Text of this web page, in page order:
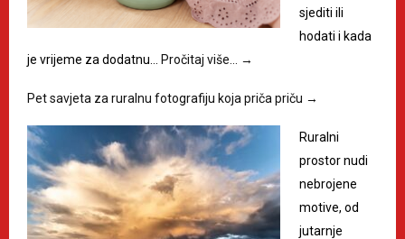
sjediti ili
hodati i kada
je vrijeme za dodatnu… Pročitaj više… →
Pet savjeta za ruralnu fotografiju koja priča priču →
Ruralni
prostor nudi
nebrojene
motive, od
jutarnje